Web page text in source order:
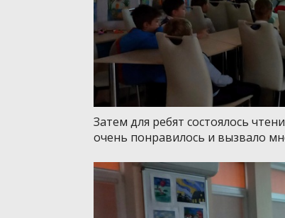
Затем для ребят состоялось
очень понравилось и вызвало